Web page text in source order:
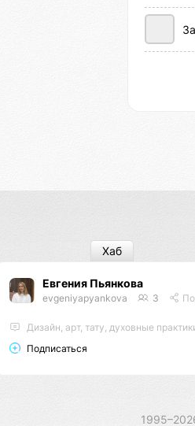
Евгения Пьянкова
evgeniyapyankova 3
Дизайн, арт, тату, духовные
Подписаться
Хаб